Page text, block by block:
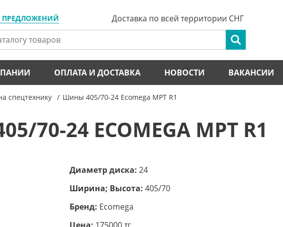
Доставка по всей территории СНГ
ОПЛАТА И ДОСТАВКА НОВОСТИ ВАКАНСИИ
спецтехнику Шины 405/70-24 Ecomega MPT R1
70-24 ECOMEGA MPT R1
Диаметр диска: 24
Ширина; Высота: 405/70
Бренд: Ecomega